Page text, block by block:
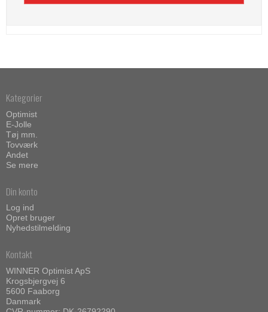
Kategorier
Optimist
E-Jolle
Tøj mm.
Tovværk
Andet
Se mere
Din konto
Log ind
Opret bruger
Nyhedstilmelding
Kontakt
WINNER Optimist ApS
Krogsbjergvej 6
5600 Faaborg
Danmark